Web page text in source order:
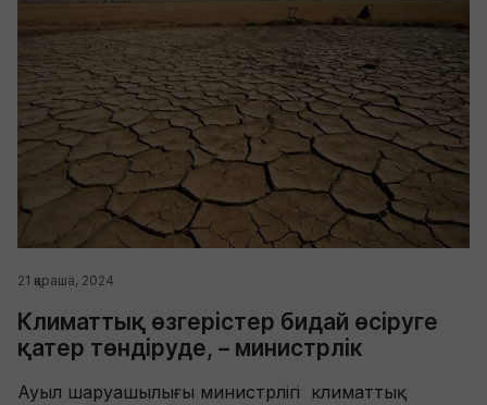
21 қараша, 2024
Климаттық өзгерістер бидай өсіруге
қатер төндіруде, – министрлік
Ауыл шаруашылығы министрлігі климаттық